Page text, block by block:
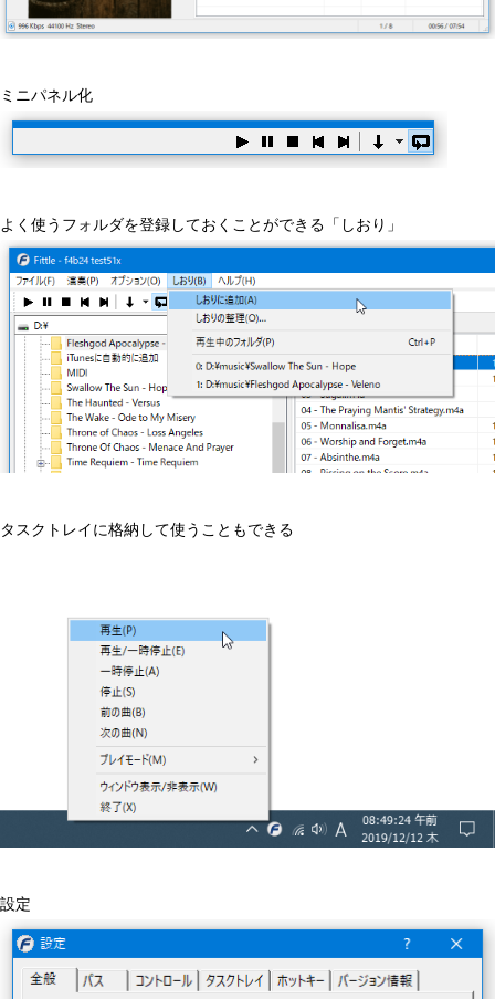
ミニパネル化
よく使うフォルダを登録しておくことができる「しおり」
タスクトレイに格納して使うこともできる
設定